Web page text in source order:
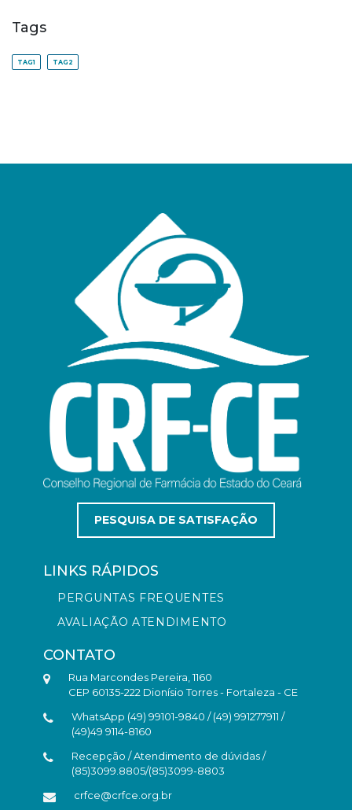
Tags
TAG1 TAG2
PESQUISA DE SATISFAÇÃO
LINKS RÁPIDOS
PERGUNTAS FREQUENTES
AVALIAÇÃO ATENDIMENTO
CONTATO
Rua Marcondes Pereira, 1160
CEP 60135-222 Dionísio Torres - Fortaleza - CE
WhatsApp (49) 99101-9840 / (49) 991277911 /
(49)49 9114-8160
Recepção / Atendimento de dúvidas /
(85)3099.8805/(85)3099-8803
crfce@crfce.org.br